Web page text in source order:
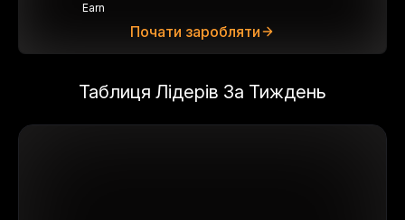
Earn
Почати заробляти
Таблиця Лідерів За Тиждень